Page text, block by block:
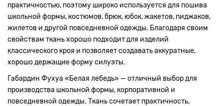
практичностью, поэтому широко используется для пошива
школьной формы, костюмов, брюк, юбок, жакетов, пиджаков,
жилетов и другой повседневной одежды. Благодаря своим
свойствам ткань хорошо подходит для изделий
классического кроя и позволяет создавать аккуратные,
хорошо держащие форму силуэты.
Габардин Фухуа «Белая лебедь» — отличный выбор для
производства школьной формы, корпоративной и
повседневной одежды. Ткань сочетает практичность,